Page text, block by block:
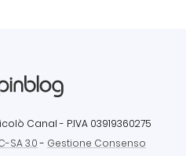
Canal - P.IVA 03919360275
SA 3.0- Gestione Consenso